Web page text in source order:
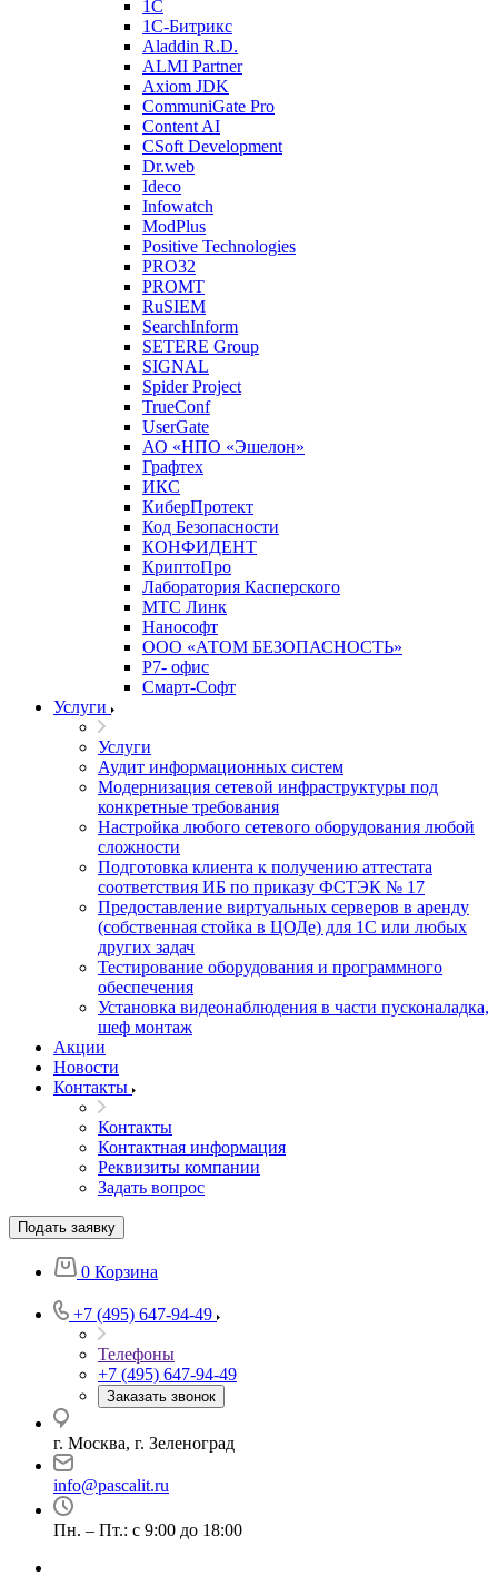
1С
1С-Битрикc
Aladdin R.D.
ALMI Partner
Axiom JDK
CommuniGate Pro
Content AI
CSoft Development
Dr.web
Ideco
Infowatch
ModPlus
Positive Technologies
PRO32
PROMT
RuSIEM
SearchInform
SETERE Group
SIGNAL
Spider Project
TrueConf
UserGate
АО «НПО «Эшелон»
Графтех
ИКС
КиберПротект
Код Безопасности
КОНФИДЕНТ
КриптоПро
Лаборатория Касперского
МТС Линк
Нанософт
ООО «АТОМ БЕЗОПАСНОСТЬ»
Р7- офис
Смарт-Софт
Услуги
Услуги
Аудит информационных систем
Модернизация сетевой инфраструктуры под
конкретные требования
Настройка любого сетевого оборудования любой
сложности
Подготовка клиента к получению аттестата
соответствия ИБ по приказу ФСТЭК № 17
Предоставление виртуальных серверов в аренду
(собственная стойка в ЦОДе) для 1С или любых
других задач
Тестирование оборудования и программного
обеспечения
Установка видеонаблюдения в части пусконаладка,
шеф монтаж
Акции
Новости
Контакты
Контакты
Контактная информация
Реквизиты компании
Задать вопрос
Подать заявку
0 Корзина
+7 (495) 647-94-49
Телефоны
+7 (495) 647-94-49
Заказать звонок
г. Москва, г. Зеленоград
info@pascalit.ru
Пн. – Пт.: с 9:00 до 18:00